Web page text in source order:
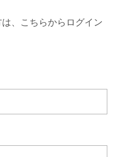
、こちらからログイン